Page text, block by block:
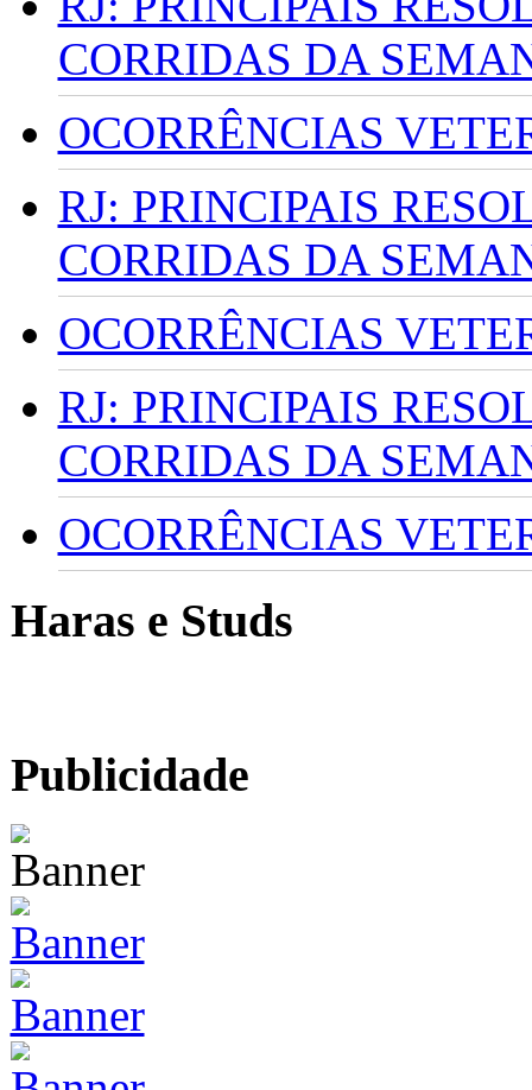
CORRIDAS DA
OCORRÊNCIAS
RJ: PRINCIPAIS
CORRIDAS DA
OCORRÊNCIAS
RJ: PRINCIPAIS
CORRIDAS DA
OCORRÊNCIAS
Haras e Studs
Publicidade